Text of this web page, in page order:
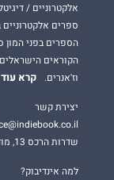
אלקטרוניים /
ספרים
הספרים בפני
הקוראים
וז'אנרים.
קרא עוד
יצירת קשר
שדרות הרכס 13, מודיעין
למה אינדיבוק?